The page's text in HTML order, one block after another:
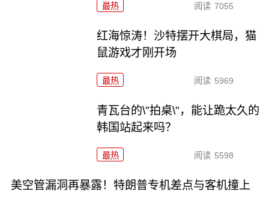
最热 阅读 7055
红海惊涛！沙特摆开大棋局，猫
鼠游戏才刚开场
最热 阅读 5969
青瓦台的\"拍桌\"，能让跪太久的
韩国站起来吗？
最热 阅读 5598
美空管漏洞再暴露！特朗普专机差点与客机撞上